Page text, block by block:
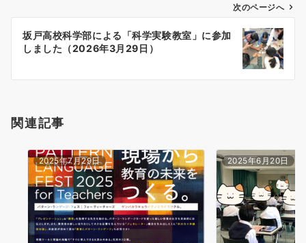
ン
次のページへ
坂戸高校科学部による「科学実験教室」に参加
しました（2026年3月29日）
関連記事
2025年7月29日 2025年6月20日